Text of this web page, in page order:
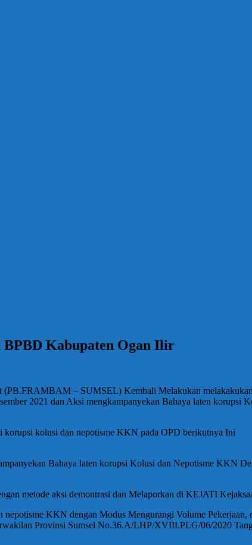
Kabupaten Ogan Ilir
– SUMSEL) Kembali Melakukan
2021 dan Aksi mengkampanyekan Bahaya laten korupsi
kolusi dan nepotisme KKN pada OPD berikutnya Ini
Bahaya laten korupsi Kolusi dan Nepotisme KKN
metode aksi demontrasi dan Melaporkan di KEJATI
KKN dengan Modus Mengurangi Volume Pekerjaan,
Provinsi Sumsel No.36.A/LHP/XVIII.PLG/06/2020